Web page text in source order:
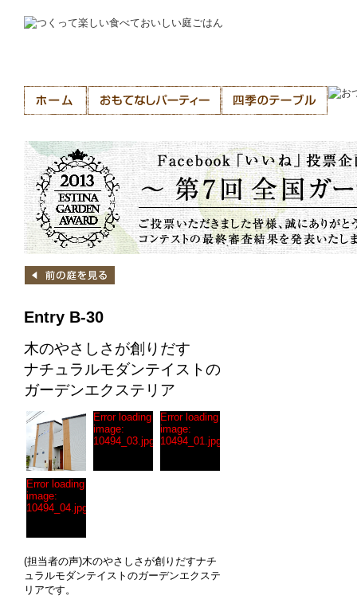
Entry B-30
木のやさしさが創りだす
ナチュラルモダンテイストの
ガーデンエクステリア
Error loading
image:
10494_03.jpg
Error loading
image:
10494_01.jpg
Error loading
image:
10494_04.jpg
(担当者の声)木のやさしさが創りだすナチ
ュラルモダンテイストのガーデンエクステ
リアです。